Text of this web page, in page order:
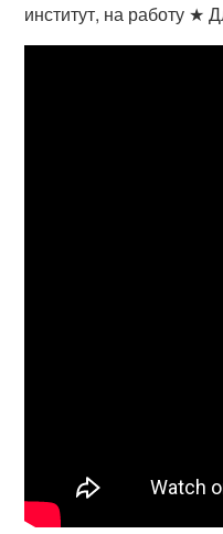
институт, на работу ★